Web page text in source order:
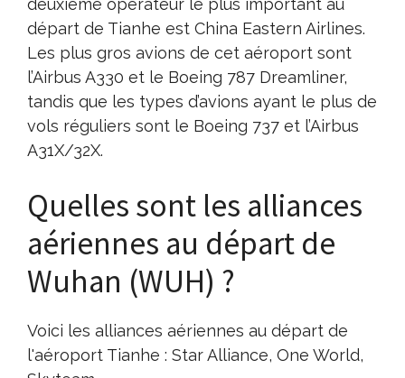
départ de Tianhe est China Eastern Airlines.
Les plus gros avions de cet aéroport sont
l’Airbus A330 et le Boeing 787 Dreamliner,
tandis que les types d’avions ayant le plus de
vols réguliers sont le Boeing 737 et l’Airbus
A31X/32X.
Quelles sont les alliances
aériennes au départ de
Wuhan (WUH) ?
Voici les alliances aériennes au départ de
l'aéroport Tianhe : Star Alliance, One World,